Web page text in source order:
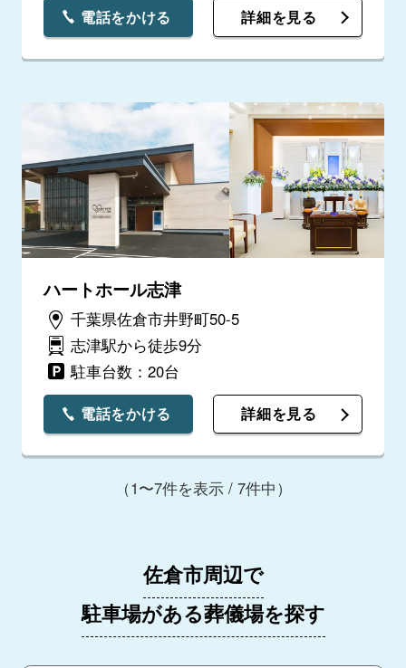
電話をかける 詳細を見る
ハートホール志津
千葉県佐倉市井野町50-5
志津駅から徒歩9分
駐車台数：20台
電話をかける 詳細を見る
（1〜7件を表示 / 7件中）
佐倉市周辺で
駐車場がある葬儀場を探す